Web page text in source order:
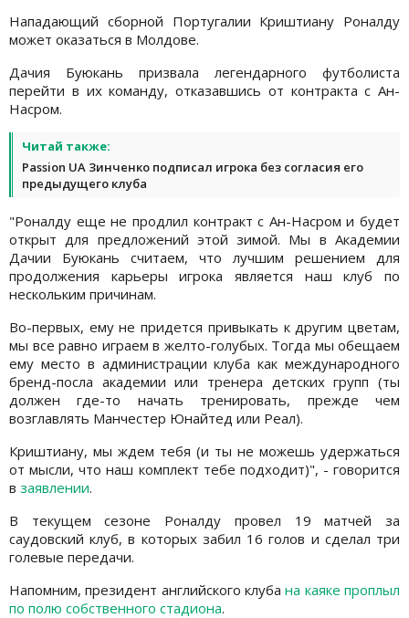
Нападающий сборной Португалии Криштиану Роналду
может оказаться в Молдове.
Дачия Буюкань призвала легендарного футболиста
перейти в их команду, отказавшись от контракта с Ан-
Насром.
Читай также:
Passion UA ​​Зинченко подписал игрока без согласия его
предыдущего клуба
"Роналду еще не продлил контракт с Ан-Насром и будет
открыт для предложений этой зимой. Мы в Академии
Дачии Буюкань считаем, что лучшим решением для
продолжения карьеры игрока является наш клуб по
нескольким причинам.
Во-первых, ему не придется привыкать к другим цветам,
мы все равно играем в желто-голубых. Тогда мы обещаем
ему место в администрации клуба как международного
бренд-посла академии или тренера детских групп (ты
должен где-то начать тренировать, прежде чем
возглавлять Манчестер Юнайтед или Реал).
Криштиану, мы ждем тебя (и ты не можешь удержаться
от мысли, что наш комплект тебе подходит)", - говорится
в заявлении.
В текущем сезоне Роналду провел 19 матчей за
саудовский клуб, в которых забил 16 голов и сделал три
голевые передачи.
Напомним, президент английского клубана каяке проплыл
по полю собственного стадиона.